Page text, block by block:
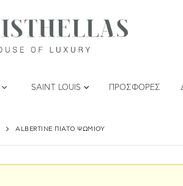
SAINT LOUIS ΠΡΟΣΦΟΡΈΣ
ALBERTINE ΠΙΆΤΟ ΨΩΜΙΟΎ